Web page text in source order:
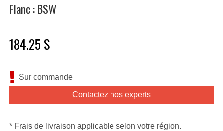
Flanc : BSW
184.25 $
Sur commande
Contactez nos experts
* Frais de livraison applicable selon votre région.